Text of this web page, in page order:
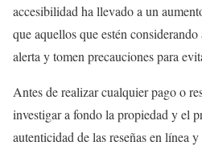
accesibilidad ha llevado a un
que aquellos que estén
alerta y tomen precauciones para
Antes de realizar cualquier pago o
investigar a fondo la propiedad y el
autenticidad de las reseñas en línea